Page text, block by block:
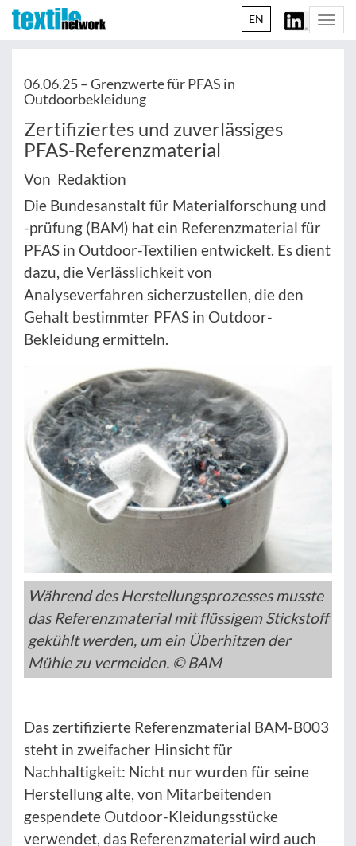
EN
06.06.25 –Grenzwerte für PFAS in
Outdoorbekleidung
Zertifiziertes und zuverlässiges
PFAS-Referenzmaterial
Von Redaktion
Die Bundesanstalt für Materialforschung und
-prüfung (BAM) hat ein Referenzmaterial für
PFAS in Outdoor-Textilien entwickelt. Es dient
dazu, die Verlässlichkeit von
Analyseverfahren sicherzustellen, die den
Gehalt bestimmter PFAS in Outdoor-
Bekleidung ermitteln.
Während des Herstellungsprozesses musste
das Referenzmaterial mit flüssigem Stickstoff
gekühlt werden, um ein Überhitzen der
Mühle zu vermeiden. © BAM
Das zertifizierte Referenzmaterial BAM-B003
steht in zweifacher Hinsicht für
Nachhaltigkeit: Nicht nur wurden für seine
Herstellung alte, von Mitarbeitenden
gespendete Outdoor-Kleidungsstücke
verwendet, das Referenzmaterial wird auch